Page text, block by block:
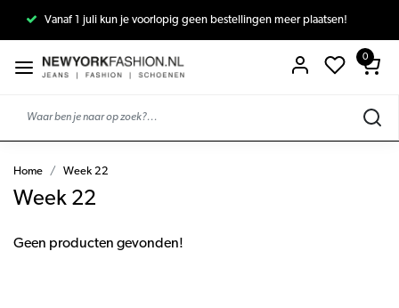
Vanaf 1 juli kun je voorlopig geen bestellingen meer plaatsen!
0
Home Week 22
Week 22
Geen producten gevonden!